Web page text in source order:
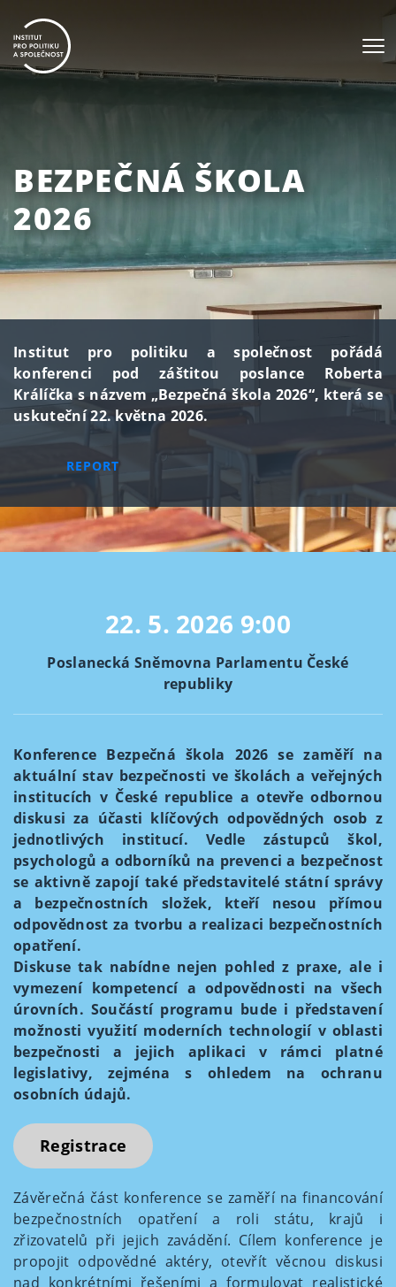
BEZPEČNÁ ŠKOLA
2026
Institut pro politiku a společnost pořádá
konferenci pod záštitou poslance Roberta
Králíčka s názvem „Bezpečná škola 2026“, která se
uskuteční 22. května 2026.
REPORT
22. 5. 2026 9:00
Poslanecká Sněmovna Parlamentu České
republiky
Konference Bezpečná škola 2026 se zaměří na
aktuální stav bezpečnosti ve školách a veřejných
institucích v České republice a otevře odbornou
diskusi za účasti klíčových odpovědných osob z
jednotlivých institucí. Vedle zástupců škol,
psychologů a odborníků na prevenci a bezpečnost
se aktivně zapojí také představitelé státní správy
a bezpečnostních složek, kteří nesou přímou
odpovědnost za tvorbu a realizaci bezpečnostních
opatření.
Diskuse tak nabídne nejen pohled z praxe, ale i
vymezení kompetencí a odpovědnosti na všech
úrovních. Součástí programu bude i představení
možnosti využití moderních technologií v oblasti
bezpečnosti a jejich aplikaci v rámci platné
legislativy, zejména s ohledem na ochranu
osobních údajů.
Registrace
Závěrečná část konference se zaměří na financování
bezpečnostních opatření a roli státu, krajů i
zřizovatelů při jejich zavádění. Cílem konference je
propojit odpovědné aktéry, otevřít věcnou diskusi
nad konkrétními řešeními a formulovat realistické